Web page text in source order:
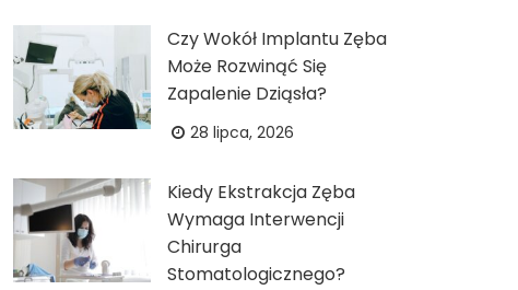
Czy Wokół Implantu Zęba
Może Rozwinąć Się
Zapalenie Dziąsła?
28 lipca, 2026
Kiedy Ekstrakcja Zęba
Wymaga Interwencji
Chirurga
Stomatologicznego?